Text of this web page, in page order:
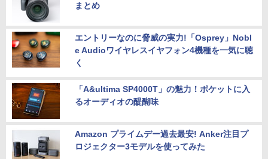
まとめ
エントリーなのに脅威の実力!「Osprey」Nobl
e Audioワイヤレスイヤフォン4機種を一気に聴
く
「A&ultima SP4000T」の魅力！ポケットに入
るオーディオの醍醐味
Amazon プライムデー過去最安! Anker注目プ
ロジェクター3モデルを使ってみた